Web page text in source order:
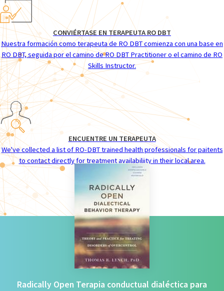
CONVIÉRTASE EN TERAPEUTA RO DBT
Nuestra formación como terapeuta de RO DBT comienza con una base en
RO DBT, seguida por el camino de RO DBT Practitioner o el camino de RO
Skills Instructor.
ENCUENTRE UN TERAPEUTA
We've collected a list of RO-DBT trained health professionals for paitents
to contact directly for treatment availabiliity in their local area.
Radically Open Terapia conductual dialéctica para